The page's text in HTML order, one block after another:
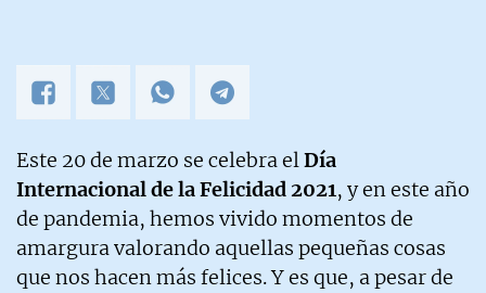
Este 20 de marzo se celebra elDía
Internacional de la Felicidad 2021, y en este año
de pandemia, hemos vivido momentos de
amargura valorando aquellas pequeñas cosas
que nos hacen más felices. Y es que, a pesar de